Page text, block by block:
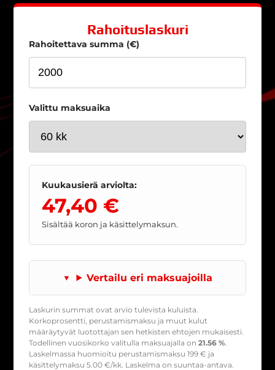
Rahoituslaskuri
Rahoitettava summa (€)
Valittu maksuaika
Kuukausierä arviolta:
47,40 €
Sisältää koron ja käsittelymaksun.
Vertailu eri maksuajoilla
Laskurin summat ovat arvio tulevista kuluista.
Korkoprosentti, perustamismaksu ja muut kulut
määräytyvät luotottajan sen hetkisten ehtojen mukaisesti.
Todellinen vuosikorko valitulla maksuajalla on21.56 %.
Laskelmassa huomioitu perustamismaksu199 € ja
käsittelymaksu5.00 €/kk. Laskelma on suuntaa-antava.